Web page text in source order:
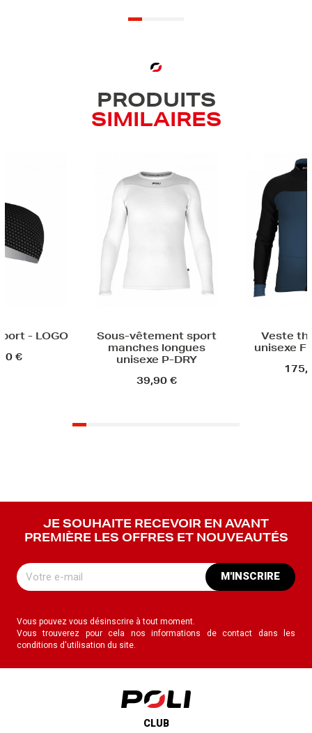
PRODUITS
SIMILAIRES
vêtement sport
P-DRY
Veste thermique
unisexe FINN HALO
Veste
JE SOUHAITE RECEVOIR EN AVANT
PREMIÈRE LES OFFRES ET NOUVEAUTÉS
M'INSCRIRE
Vous pouvez vous désinscrire à tout moment.
Vous trouverez pour cela nos informations de contact dans les
conditions d'utilisation du site.
CLUB